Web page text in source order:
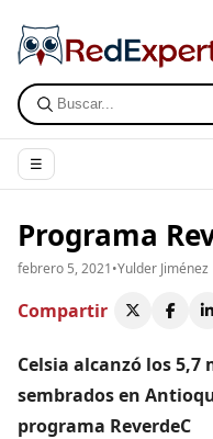
☰
Programa
febrero 5, 2021•Yulder Jiménez
Compartir
Celsia alcanzó los
sembrados en
programa ReverdeC